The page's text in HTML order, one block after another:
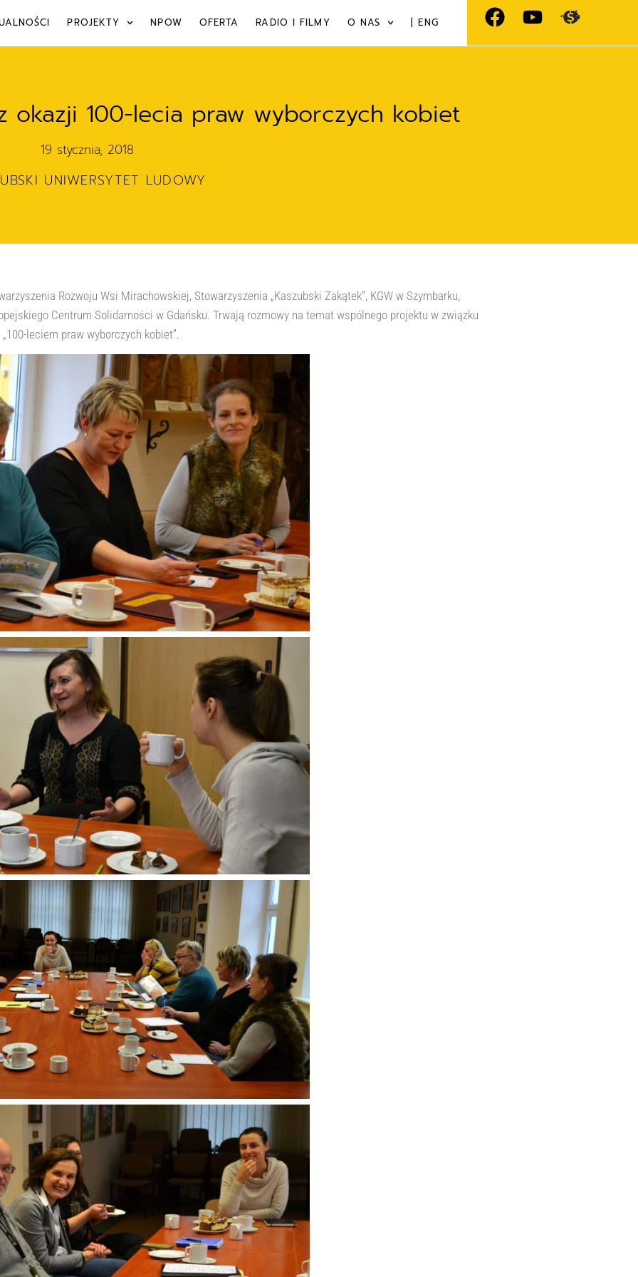
PROJEKTY NPOW OFERTA RADIO I FILMY O NAS | ENG
okazji 100-lecia praw wyborczych kobiet
19 stycznia, 2018
UNIWERSYTET LUDOWY
Rozwoju Wsi Mirachowskiej, Stowarzyszenia „Kaszubski Zakątek”, KGW w Szymbarku,
Centrum Solidarności w Gdańsku. Trwają rozmowy na temat wspólnego projektu w związku
„100-leciem praw wyborczych kobiet”.